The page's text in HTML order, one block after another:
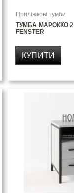
Приліжкові тумби
ТУМБА МАРОККО 2
FENSTER
КУПИТИ